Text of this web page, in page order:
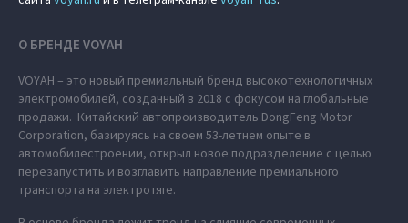
О БРЕНДЕ VOYAH
VOYAH – это новый премиальный бренд высокотехнологичных
электромобилей, созданный в 2018 с фокусом на глобальные
продажи. Китайский автопроизводитель DongFeng Motor
Corporation, базируясь на своем 53-летнем опыте в
автомобилестроении, открыл новое подразделение с целью
перезапустить и возглавить направление премиального
транспорта на электротяге.